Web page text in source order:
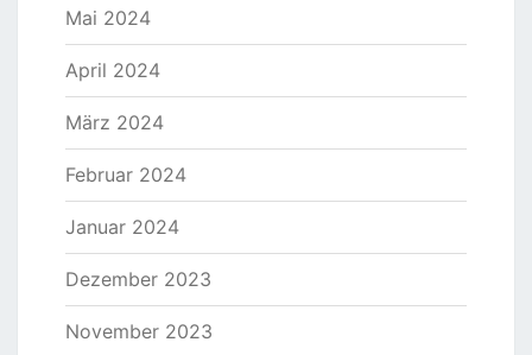
Mai 2024
April 2024
März 2024
Februar 2024
Januar 2024
Dezember 2023
November 2023